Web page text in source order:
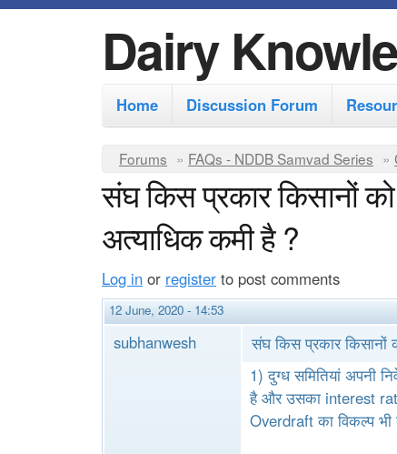
Dairy
M
a
n
m
e
n
u
Home Discussion Forum
Y
o
u
a
r
e
h
e
Forums » FAQs - NDDB Samvad Series »
संघ किस प्रकार किसानों
अत्याधिक कमी है ?
Log in or register to post comments
12 June, 2020 - 14:53
subhanwesh
संघ किस प्रकार
1) दुग्ध समितियां अपनी
है और उसका interest
Overdraft का विकल्प